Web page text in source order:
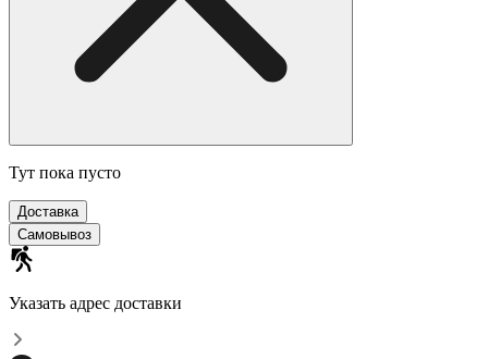
Тут пока пусто
Доставка
Самовывоз
Указать адрес доставки